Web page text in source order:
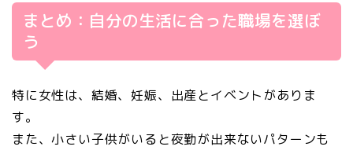
まとめ：自分の生活に合った職場を選ぼ
う
特に女性は、結婚、妊娠、出産とイベントがありま
す。
また、小さい子供がいると夜勤が出来ないパターンも